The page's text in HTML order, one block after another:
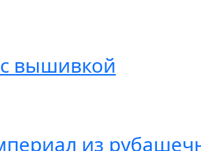
вышивкой
из